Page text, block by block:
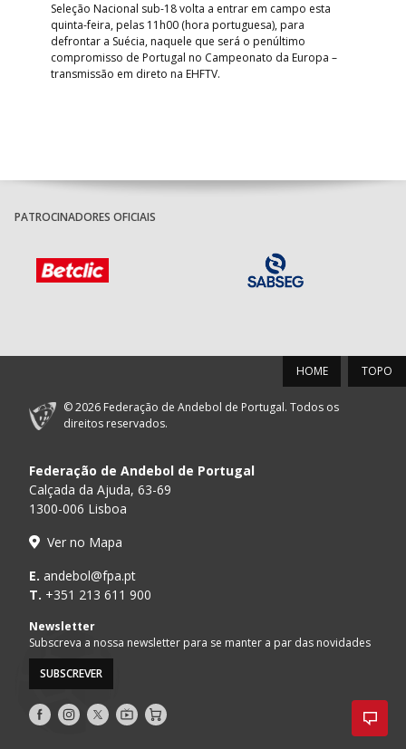
Seleção Nacional sub-18 volta a entrar em campo esta
quinta-feira, pelas 11h00 (hora portuguesa), para
defrontar a Suécia, naquele que será o penúltimo
compromisso de Portugal no Campeonato da Europa –
transmissão em direto na EHFTV.
PATROCINADORES OFICIAIS
TOPO
HOME
© 2026 Federação de Andebol de Portugal. Todos os
direitos reservados.
Federação de Andebol de Portugal
Calçada da Ajuda, 63-69
1300-006 Lisboa
Ver no Mapa
E. andebol@fpa.pt
T. +351 213 611 900
Newsletter
Subscreva a nossa newsletter para se manter a par das novidades
SUBSCREVER
Siga- Siga- Siga- AndebolTV
Loja